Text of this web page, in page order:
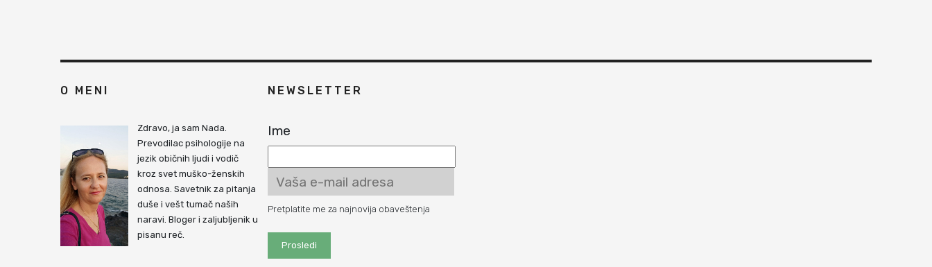
O MENI
Zdravo, ja sam Nada.
Prevodilac psihologije na
jezik običnih ljudi i vodič
kroz svet muško-ženskih
odnosa. Savetnik za pitanja
duše i vešt tumač naših
naravi. Bloger i zaljubljenik u
pisanu reč.
NEWSLETTER
Ime
Pretplatite me za najnovija obaveštenja